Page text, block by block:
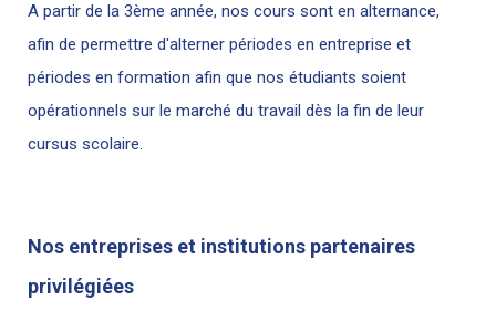
A partir de la 3ème année, nos cours sont en alternance,
afin de permettre d'alterner périodes en entreprise et
périodes en formation afin que nos étudiants soient
opérationnels sur le marché du travail dès la fin de leur
cursus scolaire.
Nos entreprises et institutions partenaires
privilégiées